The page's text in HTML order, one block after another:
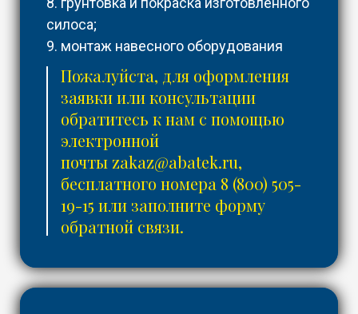
силоса;
9. монтаж навесного оборудования
Пожалуйста, для оформления
заявки или консультации
обратитесь к нам с помощью
электронной
почты zakaz@abatek.ru,
бесплатного номера 8 (800) 505-
19-15 или заполните форму
обратной связи.